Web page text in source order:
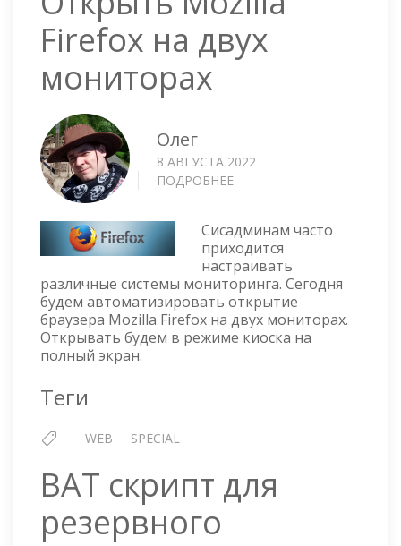
Firefox на двух
мониторах
Олег
8 АВГУСТА 2022
ПОДРОБНЕЕ
FIREFOX
НА
ДВУХ
МОНИТОРАХ
Сисадминам часто
приходится
настраивать
различные системы мониторинга. Сегодня
будем автоматизировать открытие
браузера Mozilla Firefox на двух мониторах.
Открывать будем в режиме киоска на
полный экран.
Теги
WEB SPECIAL
BAT скрипт для
резервного